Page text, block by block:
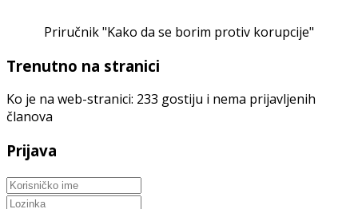
Priručnik "Kako da se borim protiv korupcije"
Trenutno na stranici
Ko je na web-stranici: 233 gostiju i nema prijavljenih
članova
Prijava